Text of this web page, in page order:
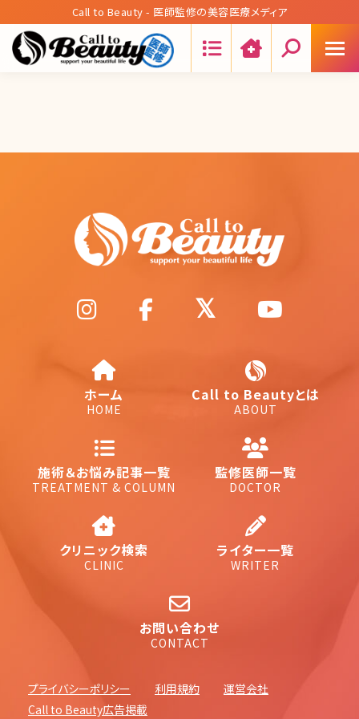
Call to Beauty - 医師監修の美容医療メディア
ホーム
HOME
Call to Beautyとは
ABOUT
施術＆お悩み記事一覧
TREATMENT & COLUMN
監修医師一覧
DOCTOR
クリニック検索
CLINIC
ライター一覧
WRITER
お問い合わせ
CONTACT
プライバシーポリシー 利用規約
運営会社
Call to Beauty広告掲載